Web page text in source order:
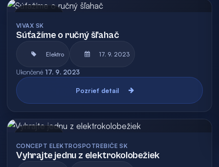
VIVAX SK
Súťažíme o ručný šľahač
Elektro 17. 9. 2023
Ukončené 17. 9. 2023
Pozrieť detail
CONCEPT ELEKTROSPOTREBIČE SK
Vyhrajte jednu z elektrokolobežiek